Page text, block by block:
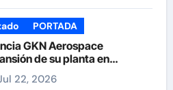
PORTADA
GKN Aerospace
de su planta en
22, 2026